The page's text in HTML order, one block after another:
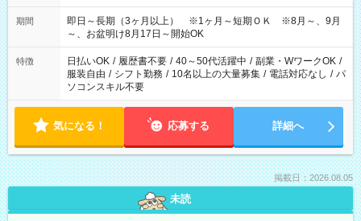
9：00-18：00（実働8ｈ/休憩1ｈ） 10：00-18：00（実働7ｈ/
休憩1ｈ） 10：00-19：00（実働8ｈ/休憩1ｈ） 11：00-20：
00（実働8ｈ/休憩1ｈ） 13：00-21：00（実働7ｈ/休憩1ｈ） ＊
他にもパターンあり♪ ＊時間固定ＯＫ
期間
即日～長期（3ヶ月以上） ※1ヶ月～短期ＯＫ ※8月～、9月
～、お盆明け8月17日～開始OK
特徴 日払いOK / 履歴書不要 / 40～50代活躍中 / 副業・WワークOK /
服装自由 / シフト勤務 / 10名以上の大量募集 / 電話対応なし / パ
ソコンスキル不要
気になる！ 応募する 詳細へ
掲載日：2026.08.05
未読